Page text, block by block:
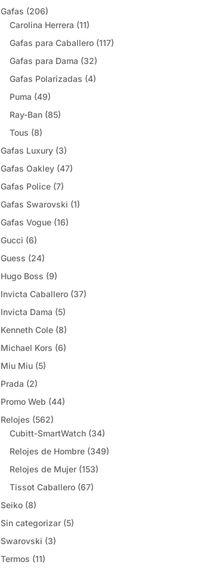
Gafas (206)
Carolina Herrera (11)
Gafas para Caballero (117)
Gafas para Dama (32)
Gafas Polarizadas (4)
Puma (49)
Ray-Ban (85)
Tous (8)
Gafas Luxury (3)
Gafas Oakley (47)
Gafas Police (7)
Gafas Swarovski (1)
Gafas Vogue (16)
Gucci (6)
Guess (24)
Hugo Boss (9)
Invicta Caballero (37)
Invicta Dama (5)
Kenneth Cole (8)
Michael Kors (6)
Miu Miu (5)
Prada (2)
Promo Web (44)
Relojes (562)
Cubitt-SmartWatch (34)
Relojes de Hombre (349)
Relojes de Mujer (153)
Tissot Caballero (67)
Seiko (8)
Sin categorizar (5)
Swarovski (3)
Termos (11)